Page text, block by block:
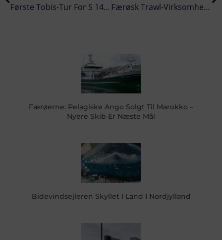
Første Tobis-Tur For S 149 »Birthe«
Færøsk Trawl-Virksomhed Bygger Ny Fabrik
Færøerne: Pelagiske Ango Solgt Til Marokko –
Nyere Skib Er Næste Mål
Bidevindsejleren Skyllet I Land I Nordjylland